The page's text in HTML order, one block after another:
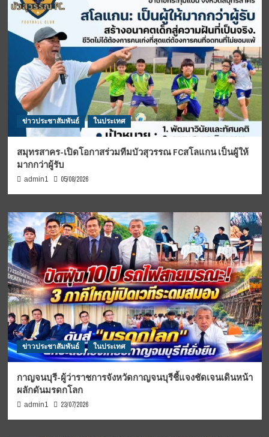
ข่าวประชาสัมพันธ์ ในประเทศ
สมุทรสาคร-เปิดโอกาสร่วมทีมบัวสุวรรณ FCสโลแกน เป็นผู้ให้
มากกว่าผู้รับ
admin1 05/08/2026
ข่าวประชาสัมพันธ์ ในประเทศ
กาญจนบุรี-ผู้ว่าราชการจังหวัดกาญจนบุรีชี้แจงชัดเจนเดินหน้า
ผลักดันมรดกโลก
admin1 23/07/2026